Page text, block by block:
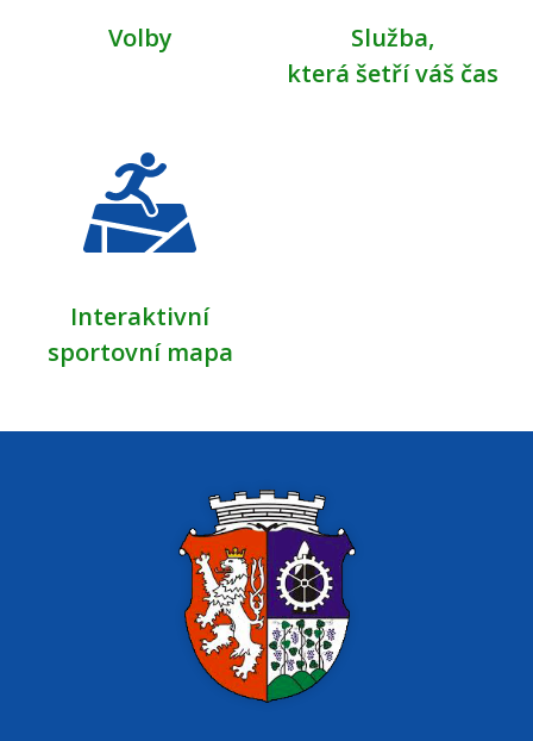
Volby
Služba,
která šetří váš čas
Interaktivní
sportovní mapa